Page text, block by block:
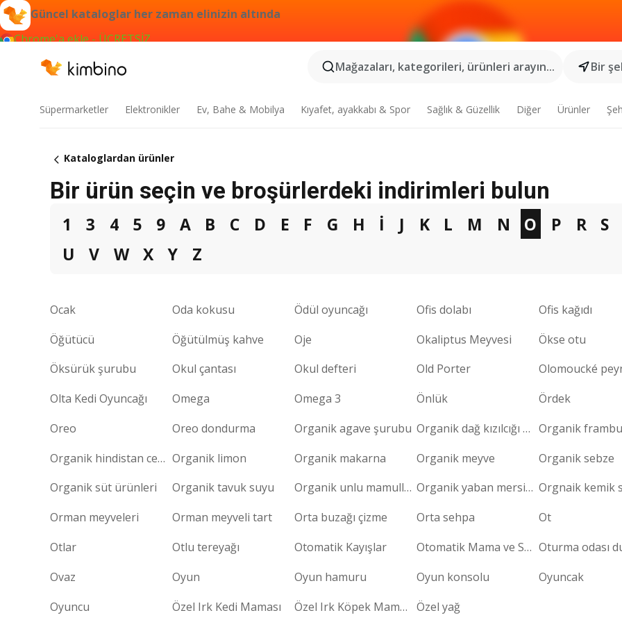
Güncel kataloglar her zaman elinizin altında
Chrome'a ekle - ÜCRETSİZ
Mağazaları, kategorileri, ürünleri arayın...
Bir
Süpermarketler Elektronikler Ev, Bahe & Mobilya Kıyafet, ayakkabı & Spor Sağlık & Güzellik Diğer Ürünler
Kataloglardan ürünler
Bir ürün seçin ve broşürlerdeki indirimleri bulun
1 3 4 5 9 A B C D E F G H I J K L M N O P R S
U
V W X Y Z
Ocak Oda kokusu Ödül oyuncağı Ofis dolabı
Ofis kağıdı
Öğütücü
Öğütülmüş kahve Oje Okaliptus Meyvesi
Ökse otu
Öksürük şurubu
Okul çantası Okul defteri Old Porter
Olomoucké
Olta Kedi Oyuncağı
Omega Omega 3 Önlük
Ördek
Oreo
Oreo dondurma Organik agave şurubu Organik dağ kızılcığı reçeli
Organik hindistan cevizi yağı Organik limon Organik makarna Organik meyve
Organik sebze
Organik süt ürünleri
Organik tavuk suyu Organik unlu mamuller Organik yaban mersini reçeli Orgnaik kemik
Orman meyveleri
Orman meyveli tart Orta buzağı çizme Orta sehpa
Ot
Otlar
Otlu tereyağı Otomatik Kayışlar Otomatik Mama ve Su Kabı Oturma odası
Ovaz
Oyun Oyun hamuru Oyun konsolu
Oyuncak
Oyuncu
Özel Irk Kedi Maması Özel Irk Köpek Maması Özel yağ